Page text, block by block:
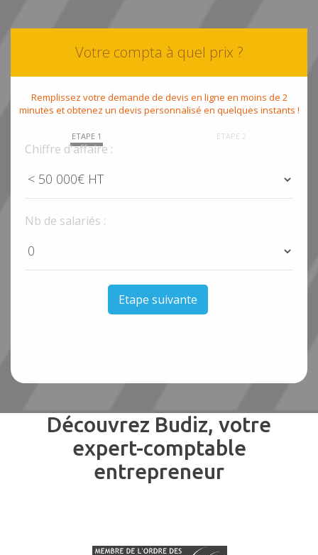
Votre compta à quel prix ?
Remplissez votre demande de devis en ligne en moins de 2
minutes et obtenez un devis personnalisé en quelques instants !
ETAPE 1 ETAPE 2
Chiffre d'affaire :
Nb de salariés :
Etape suivante
Découvrez Budiz, votre
expert-comptable
entrepreneur